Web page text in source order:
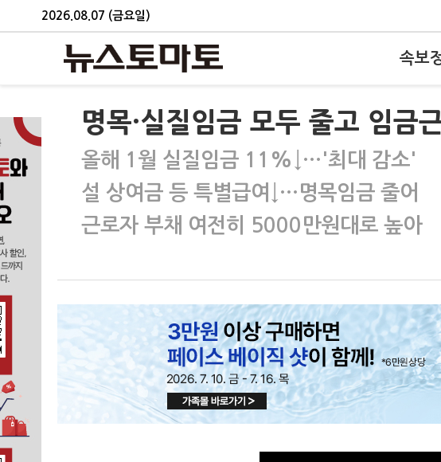
2026.08.07 (금요일)
속보
명목·실질임금 모두 줄고 임금
올해 1월 실질임금 11%↓…'최대 감소'
설 상여금 등 특별급여↓…명목임금 줄어
근로자 부채 여전히 5000만원대로 높아